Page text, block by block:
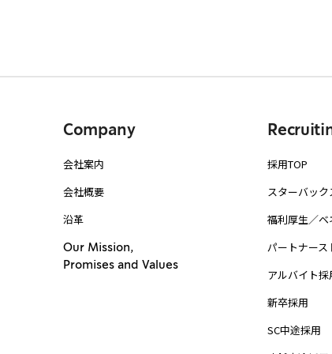
Company
会社案内
会社概要
沿革
Our Mission,
Promises and Values
採用TOP
スターバック
福利厚生／ベ
パートナース
アルバイト採
新卒採用
SC中途採用